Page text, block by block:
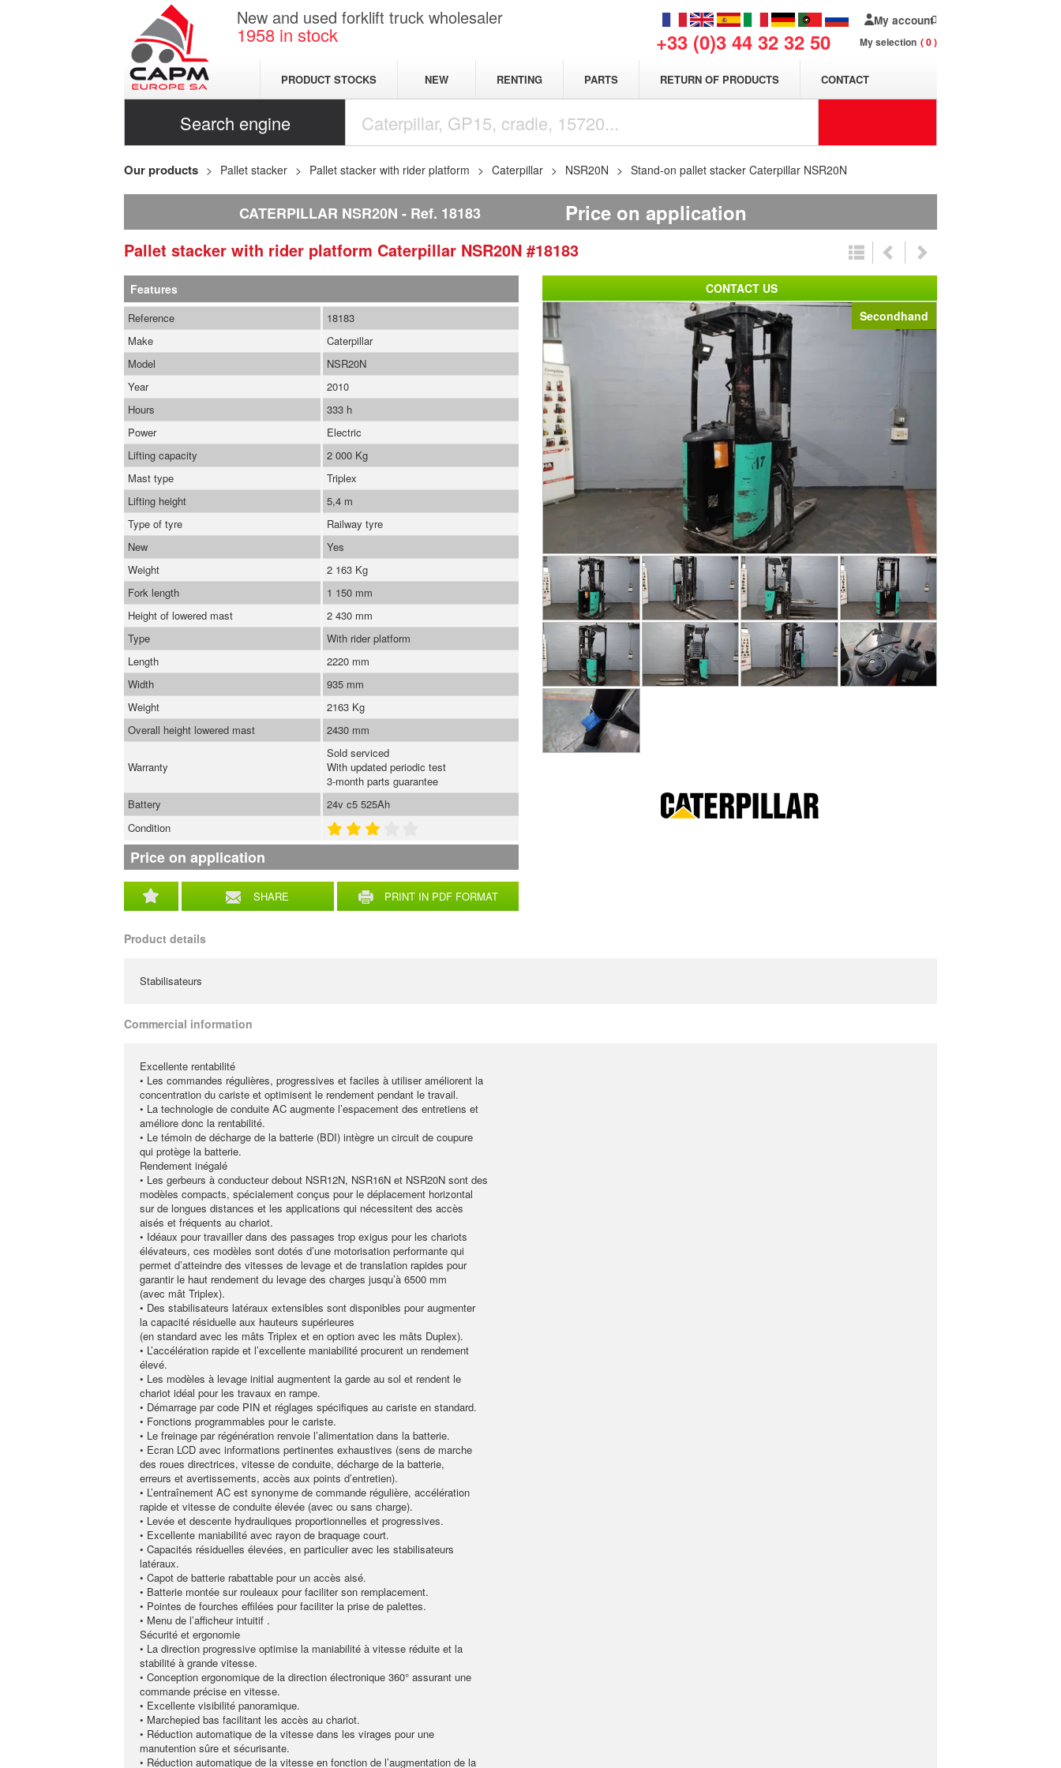
New and used forklift truck wholesaler
1958 in stock +33 (0)3 44 32 32 50
My account
My selection 0
PRODUCT STOCKS NEW RENTING PARTS RETURN OF PRODUCTS CONTACT
Search engine
Our products Pallet stacker Pallet stacker with rider platform Caterpillar NSR20N Stand-on pallet stacker Caterpillar NSR20N
CATERPILLAR NSR20N Ref. 18183 Price on application
Pallet stacker with rider platform Caterpillar NSR20N #18183
Secondhand
Features
SHARE PRINT IN PDF FORMAT
Reference
18183
Make
Caterpillar
Model
NSR20N
Year
2010
Hours
333 h
Power
Electric
Lifting capacity
2 000 Kg
Mast type
Triplex
Lifting height
5,4 m
Type of tyre
Railway tyre
New
Yes
Weight
2 163 Kg
Fork length
1 150 mm
Height of lowered mast
2 430 mm
Type
With rider platform
Length
2220 mm
Width
935 mm
Weight
2163 Kg
Overall height lowered mast
2430 mm
Warranty
Sold serviced
With updated periodic test
3-month parts guarantee
Battery
24v c5 525Ah
Condition
Price on application
Product details
Stabilisateurs
Commercial information
Excellente rentabilité
• Les commandes régulières, progressives et faciles à utiliser améliorent la
concentration du cariste et optimisent le rendement pendant le travail.
• La technologie de conduite AC augmente l’espacement des entretiens et
améliore donc la rentabilité.
• Le témoin de décharge de la batterie (BDI) intègre un circuit de coupure
qui protège la batterie.
Rendement inégalé
• Les gerbeurs à conducteur debout NSR12N, NSR16N et NSR20N sont des
modèles compacts, spécialement conçus pour le déplacement horizontal
sur de longues distances et les applications qui nécessitent des accès
aisés et fréquents au chariot.
• Idéaux pour travailler dans des passages trop exigus pour les chariots
élévateurs, ces modèles sont dotés d’une motorisation performante qui
permet d’atteindre des vitesses de levage et de translation rapides pour
garantir le haut rendement du levage des charges jusqu’à 6500 mm
(avec mât Triplex).
• Des stabilisateurs latéraux extensibles sont disponibles pour augmenter
la capacité résiduelle aux hauteurs supérieures
(en standard avec les mâts Triplex et en option avec les mâts Duplex).
• L’accélération rapide et l’excellente maniabilité procurent un rendement
élevé.
• Les modèles à levage initial augmentent la garde au sol et rendent le
chariot idéal pour les travaux en rampe.
• Démarrage par code PIN et réglages spécifiques au cariste en standard.
• Fonctions programmables pour le cariste.
• Le freinage par régénération renvoie l’alimentation dans la batterie.
• Ecran LCD avec informations pertinentes exhaustives (sens de marche
des roues directrices, vitesse de conduite, décharge de la batterie,
erreurs et avertissements, accès aux points d’entretien).
• L’entraînement AC est synonyme de commande régulière, accélération
rapide et vitesse de conduite élevée (avec ou sans charge).
• Levée et descente hydrauliques proportionnelles et progressives.
• Excellente maniabilité avec rayon de braquage court.
• Capacités résiduelles élevées, en particulier avec les stabilisateurs
latéraux.
• Capot de batterie rabattable pour un accès aisé.
• Batterie montée sur rouleaux pour faciliter son remplacement.
• Pointes de fourches effilées pour faciliter la prise de palettes.
• Menu de l’afficheur intuitif .
Sécurité et ergonomie
• La direction progressive optimise la maniabilité à vitesse réduite et la
stabilité à grande vitesse.
• Conception ergonomique de la direction électronique 360° assurant une
commande précise en vitesse.
• Excellente visibilité panoramique.
• Marchepied bas facilitant les accès au chariot.
• Réduction automatique de la vitesse dans les virages pour une
manutention sûre et sécurisante.
• Réduction automatique de la vitesse en fonction de l’augmentation de la
CONTACT US